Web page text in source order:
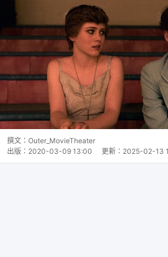
撰文： Outer_MovieTheater
出版： 2020-03-09 13:00 更新： 2025-02-13